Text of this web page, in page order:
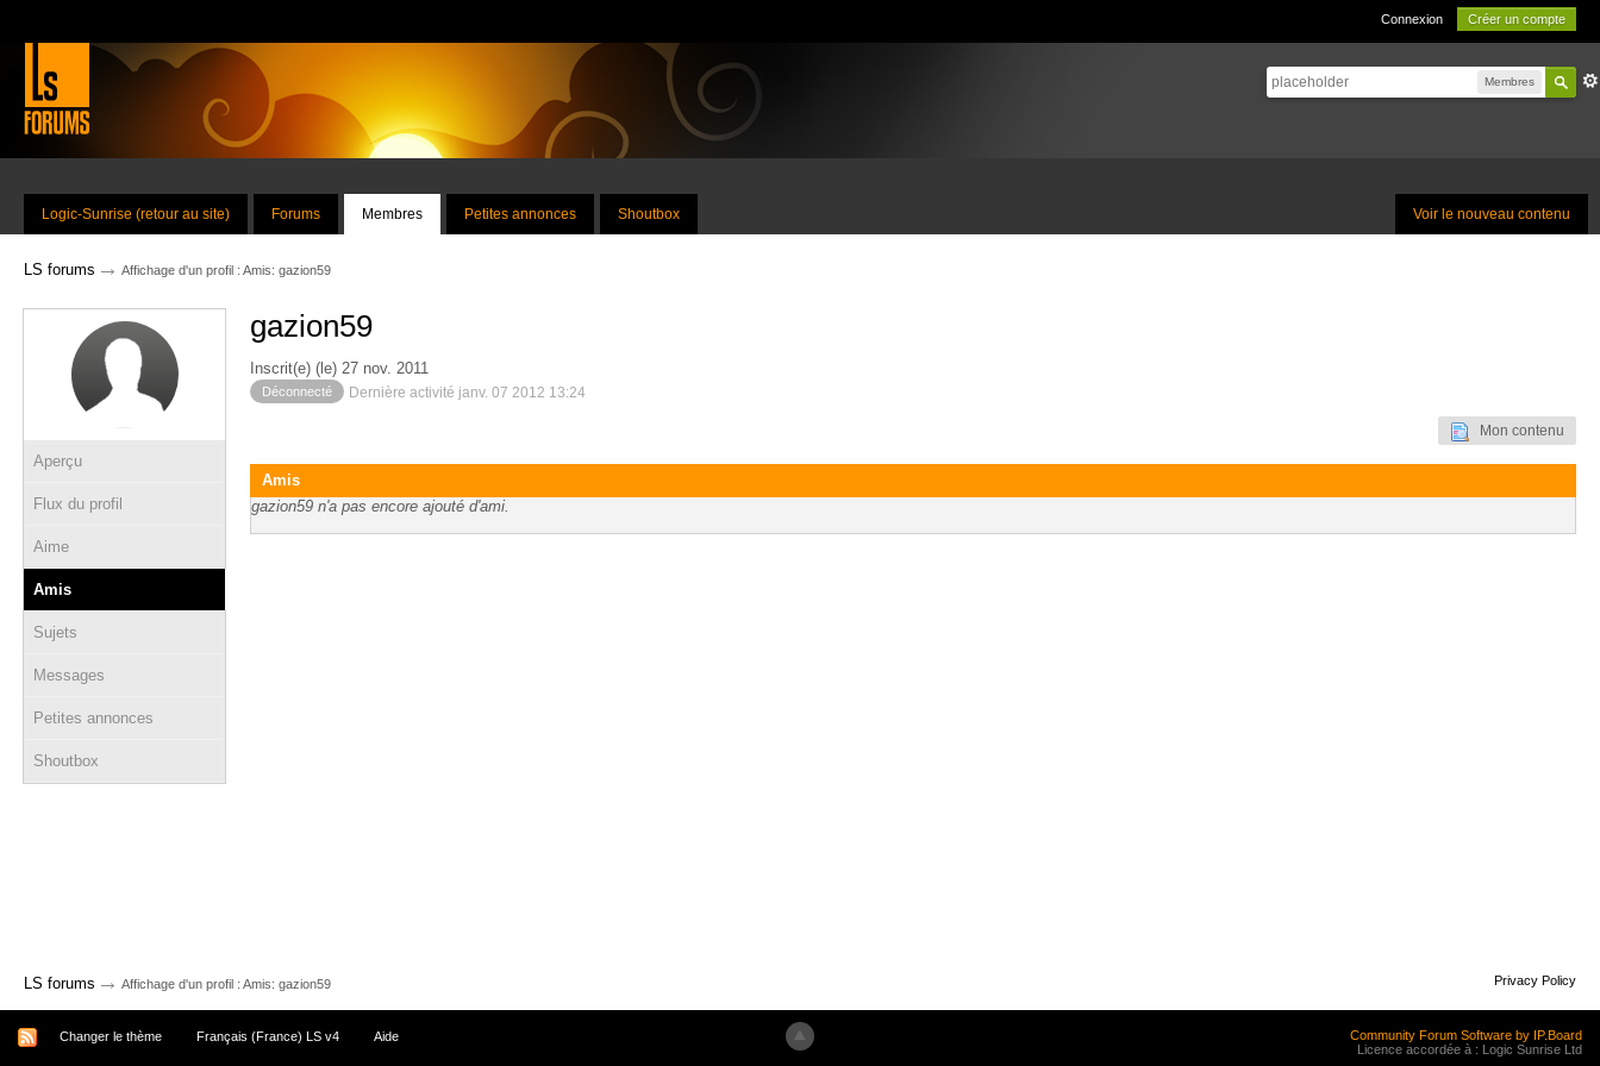
Connexion Créer un compte
Membres
Voir le nouveau contenu
Logic-Sunrise (retour au site) Forums Membres Petites annonces Shoutbox
LS forums → Affichage d'un profil : Amis: gazion59
Aperçu
Flux du profil
Aime
Amis
Sujets
Messages
Petites annonces
Shoutbox
gazion59
Inscrit(e) (le) 27 nov. 2011
Déconnecté Dernière activité janv. 07 2012 13:24
Mon contenu
Amis
gazion59 n'a pas encore ajouté d'ami.
LS forums → Affichage d'un profil : Amis: gazion59 Privacy Policy
Changer le thème Français (France) LS v4 Aide
Community Forum Software by IP.Board
Licence accordée à : Logic Sunrise Ltd